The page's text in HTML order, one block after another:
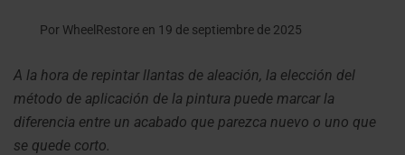
Por WheelRestore en 19 de septiembre de 2025
A la hora de repintar llantas de aleación, la elección del
método de aplicación de la pintura puede marcar la
diferencia entre un acabado que parezca nuevo o uno que
se quede corto.